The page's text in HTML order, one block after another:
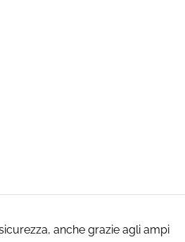
anche grazie agli ampi